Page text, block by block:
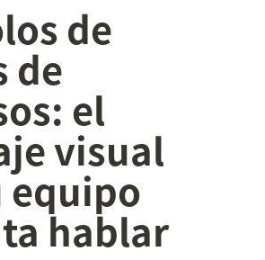
de
de
el
visual
equipo
hablar